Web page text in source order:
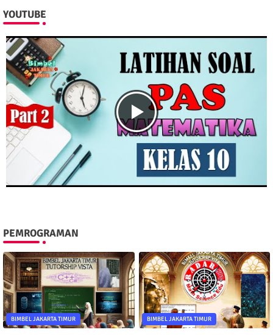
YOUTUBE
PEMROGRAMAN
BIMBEL JAKARTA TIMUR BIMBEL JAKARTA TIMUR